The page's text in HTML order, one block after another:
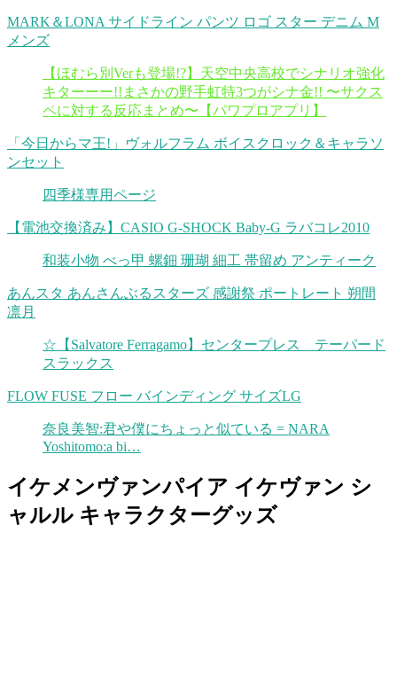
MARK＆LONA サイドライン パンツ ロゴ スター デニム M
メンズ
【ほむら別Verも登場!?】天空中央高校でシナリオ強化
キターーー!!まさかの野手虹特3つがシナ金!! 〜サクス
ペに対する反応まとめ〜【パワプロアプリ】
「今日からマ王!」ヴォルフラム ボイスクロック＆キャラソ
ンセット
四季様専用ページ
【電池交換済み】CASIO G-SHOCK Baby-G ラバコレ2010
和装小物 べっ甲 螺鈿 珊瑚 細工 帯留め アンティーク
あんスタ あんさんぶるスターズ 感謝祭 ポートレート 朔間
凛月
☆【Salvatore Ferragamo】センタープレス テーパード
スラックス
FLOW FUSE フロー バインディング サイズLG
奈良美智:君や僕にちょっと似ている = NARA
Yoshitomo:a bi…
イケメンヴァンパイア イケヴァン シ
ャルル キャラクターグッズ